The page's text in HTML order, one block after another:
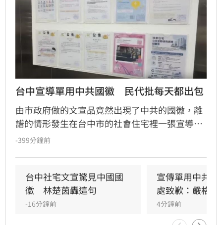
台中宣導單用中共國徽　民代批每天都出包
由市政府做的文宣品竟然出現了中共的國徽，離
譜的情形發生在台中市的社會住宅裡一張宣導認
識消保法的廣告單，「中央」的地方卻是使用對
下，至於製作這張廣告的住宅處則致歉，內部審
核機制出現疏漏，未來將再嚴格把關。
-399分鐘前
台中社宅文宣驚見中國國
徽　林楚茵轟這句
-16分鐘前
宣傳單用中共
處致歉：嚴格把
4分鐘前